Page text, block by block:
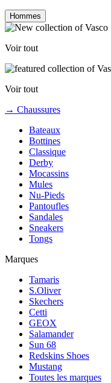
Hommes
Voir tout
Voir tout
→ Chaussures
Bateaux
Bottines
Classique
Derby
Mocassins
Mules
Nu-Pieds
Pantoufles
Sandales
Sneakers
Tongs
Marques
Tamaris
S.Oliver
Skechers
Cetti
GEOX
Salamander
Sun 68
Redskins Shoes
Mustang
Toutes les marques